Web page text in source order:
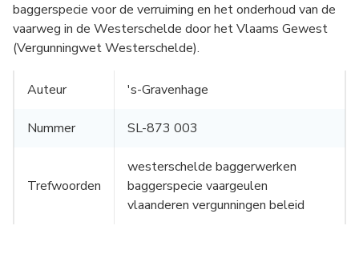
baggerspecie voor de verruiming en het onderhoud van de
vaarweg in de Westerschelde door het Vlaams Gewest
(Vergunningwet Westerschelde).
Auteur 's-Gravenhage
Nummer SL-873 003
Trefwoorden
westerschelde baggerwerken
baggerspecie vaargeulen
vlaanderen vergunningen beleid